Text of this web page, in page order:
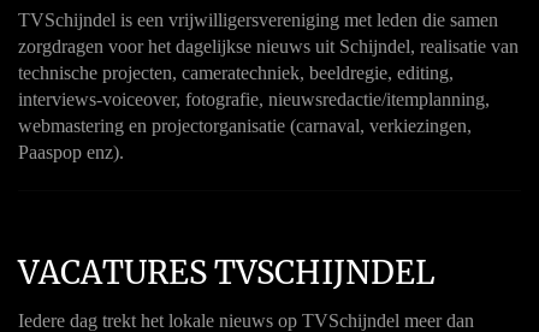
TVSchijndel is een vrijwilligersvereniging met leden die samen
zorgdragen voor het dagelijkse nieuws uit Schijndel, realisatie van
technische projecten, cameratechniek, beeldregie, editing,
interviews-voiceover, fotografie, nieuwsredactie/itemplanning,
webmastering en projectorganisatie (carnaval, verkiezingen,
Paaspop enz).
VACATURES TVSCHIJNDEL
Iedere dag trekt het lokale nieuws op TVSchijndel meer dan